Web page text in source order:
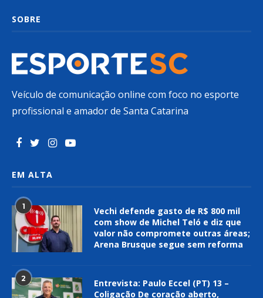
SOBRE
Veículo de comunicação online com foco no esporte
profissional e amador de Santa Catarina
EM ALTA
1
Vechi defende gasto de R$ 800 mil
com show de Michel Teló e diz que
valor não compromete outras áreas;
Arena Brusque segue sem reforma
2
Entrevista: Paulo Eccel (PT) 13 –
Coligação De coração aberto,